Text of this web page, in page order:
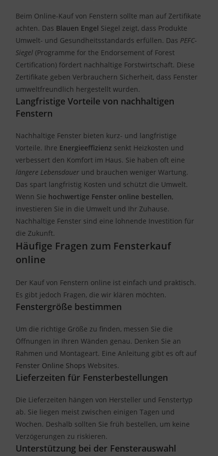
Beim Online-Kauf von Fenstern sollte man auf Zertifikate
achten. Das Blauen Engel Siegel zeigt, dass Produkte
Umwelt- und Gesundheitsstandards erfüllen. Das PEFC-
Siegel (Programme for the Endorsement of Forest
Certification) fördert nachhaltige Forstwirtschaft. Diese
Zertifikate geben Verbrauchern Sicherheit, dass Fenster
umweltfreundlich hergestellt wurden.
Langfristige Vorteile von nachhaltigen
Fenstern
Nachhaltige Fenster bieten kurz- und langfristige
Vorteile. Ihre Energieeffizienz senkt Heizkosten und
verbessert den Komfort im Haus. Sie haben oft eine
längere Lebensdauer und brauchen weniger Wartung.
Das spart langfristig Kosten und schützt die Umwelt.
Wenn Sie hochwertige Fenster online bestellen,
investieren Sie in die Umwelt und Ihr Zuhause.
Nachhaltige Fenster sind eine lohnende Investition für
die Zukunft.
Häufige Fragen zum Fensterkauf
online
Der Kauf von Fenstern online ist einfach und praktisch.
Es gibt jedoch Fragen, die wir klären möchten.
Fenstergröße bestimmen
Um die richtige Größe zu finden, messen Sie die
Öffnungen in Ihren Wänden genau. Denken Sie an
Rahmen und Montageart. Eine Anleitung gibt es oft auf
Fenster Online Shops Websites.
Lieferzeiten für Fensterbestellungen
Die Lieferzeiten hängen von Hersteller und Fenstertyp
ab. Sie liegen meist zwischen einigen Tagen und
Wochen. Deshalb sollten Sie früh bestellen, um keine
Verzögerungen zu riskieren.
Unterstützung bei der Fensterauswahl